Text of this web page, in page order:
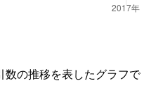
の推移を表したグラフで